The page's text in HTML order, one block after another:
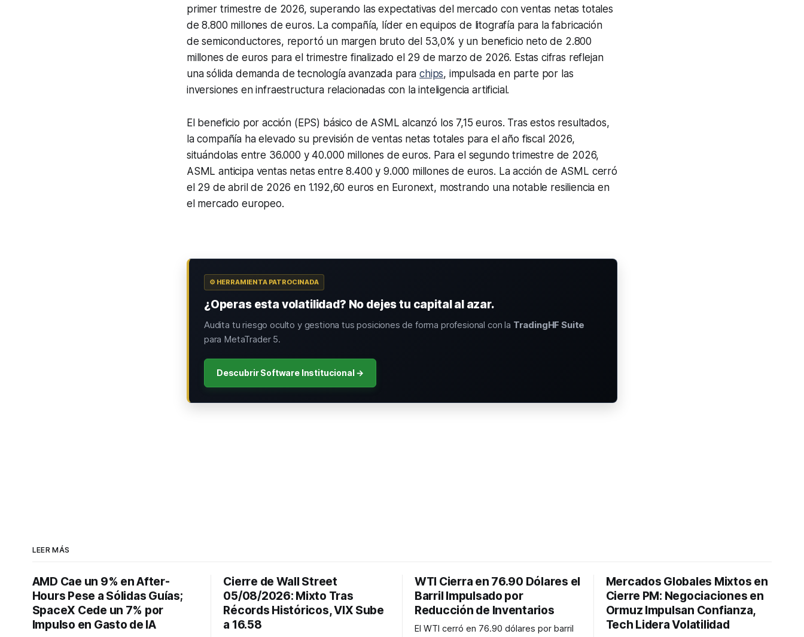
primer trimestre de 2026, superando las expectativas del mercado con ventas netas totales
de 8.800 millones de euros. La compañía, líder en equipos de litografía para la fabricación
de semiconductores, reportó un margen bruto del 53,0% y un beneficio neto de 2.800
millones de euros para el trimestre finalizado el 29 de marzo de 2026. Estas cifras reflejan
una sólida demanda de tecnología avanzada parachips, impulsada en parte por las
inversiones en infraestructura relacionadas con la inteligencia artificial.
El beneficio por acción (EPS) básico de ASML alcanzó los 7,15 euros. Tras estos resultados,
la compañía ha elevado su previsión de ventas netas totales para el año fiscal 2026,
situándolas entre 36.000 y 40.000 millones de euros. Para el segundo trimestre de 2026,
ASML anticipa ventas netas entre 8.400 y 9.000 millones de euros. La acción de ASML cerró
el 29 de abril de 2026 en 1.192,60 euros en Euronext, mostrando una notable resiliencia en
el mercado europeo.
⚙️ HERRAMIENTA PATROCINADA
¿Operas esta volatilidad? No dejes tu capital al azar.
Audita tu riesgo oculto y gestiona tus posiciones de forma profesional con la TradingHF Suite
para MetaTrader 5.
Descubrir Software Institucional →
LEER MÁS
AMD Cae un 9% en After-
Hours Pese a Sólidas Guías;
SpaceX Cede un 7% por
Impulso en Gasto de IA
Cierre de Wall Street
05/08/2026: Mixto Tras
Récords Históricos, VIX Sube
a 16.58
WTI Cierra en 76.90 Dólares el
Barril Impulsado por
Reducción de Inventarios
El WTI cerró en 76.90 dólares por barril
Mercados Globales Mixtos en
Cierre PM: Negociaciones en
Ormuz Impulsan Confianza,
Tech Lidera Volatilidad